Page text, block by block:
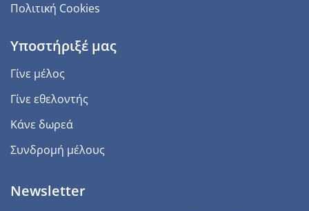
Πολιτική Cookies
Υποστήριξέ μας
Γίνε μέλος
Γίνε εθελοντής
Κάνε δωρεά
Συνδρομή μέλους
Newsletter